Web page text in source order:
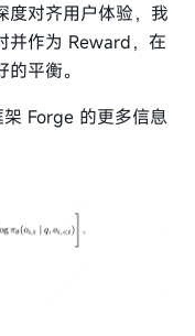
度对齐用户体验，我
并作为 Reward，在
平衡。
Forge 的更多信息